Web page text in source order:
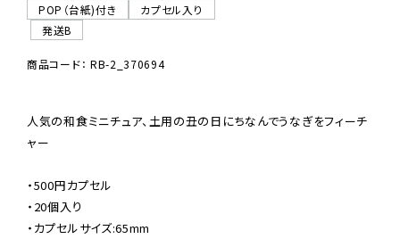
POP（台紙)付き
カプセル入り
発送B
商品コード： RB-2_370694
人気の和食ミニチュア、土用の丑の日にちなんでうなぎをフィーチ
ャー
・500円カプセル
・20個入り
・カプセルサイズ:65mm